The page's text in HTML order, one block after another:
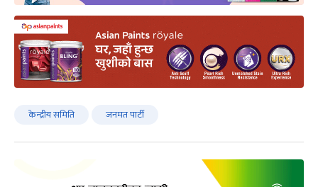
केन्द्रीय समिति जनमत पार्टी